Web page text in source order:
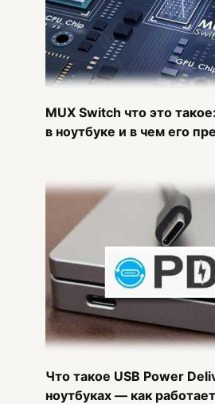
MUX Switch что это
в ноутбуке и в чем его
Что такое USB Power
ноутбуках — как